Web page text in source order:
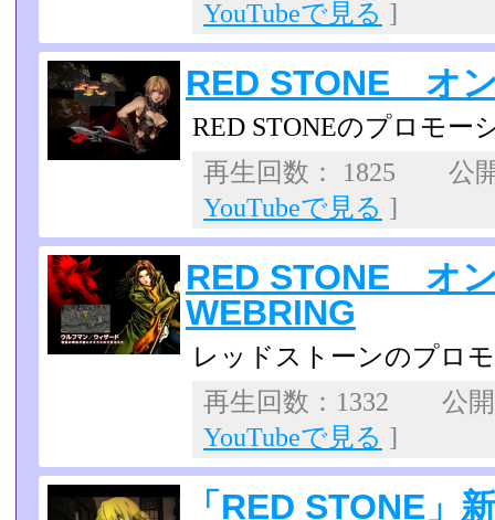
YouTubeで見る ]
RED STONE オ
RED STONEのプロモー
再生回数： 1825 公
YouTubeで見る ]
RED STONE オ
WEBRING
レッドストーンのプロ
再生回数：1332 公
YouTubeで見る ]
「RED STONE」